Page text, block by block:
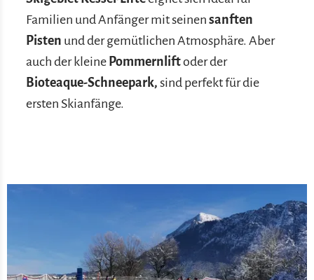
Familien und Anfänger mit seinensanften
Pisten und der gemütlichen Atmosphäre. Aber
auch der kleine Pommernliftoder der
Bioteaque-Schneepark,sind perfekt für die
ersten Skianfänge.